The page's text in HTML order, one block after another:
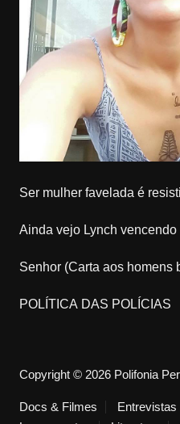
Ser mulher favelada é
Ainda vejo Lynch vencendo
Senhor (Carta aos homens
POLÍTICA DAS POLÍCIAS
Copyright © 2026 Polifonia
Docs & Filmes Entrevistas